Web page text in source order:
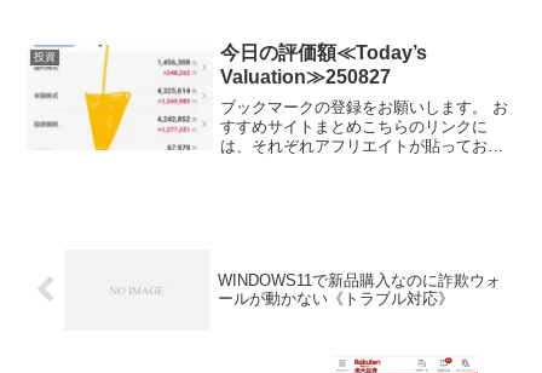
えていれば、少なからず長期投資を始め
る...
投資
今日の評価額≪Today’s
Valuation≫250827
ブックマークの登録をお願いします。 お
すすめサイトまとめこちらのリンクに
は、それぞれアフリエイトが貼っており
WINDOWS11で新品購入なのに詐欺ウォ
ールが動かない《トラブル対応》